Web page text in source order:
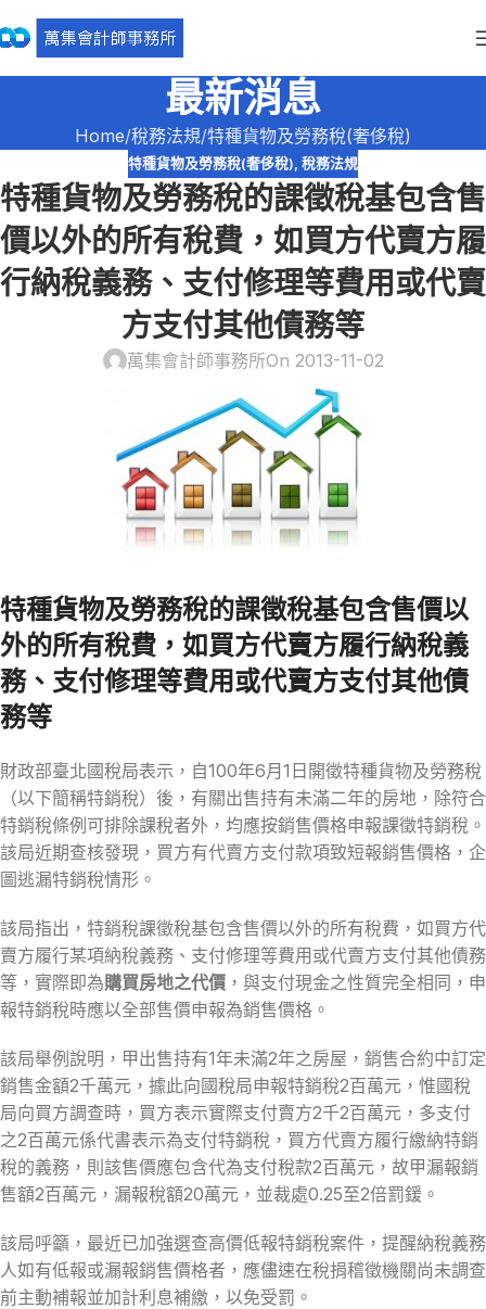
最新消息
Home 稅務法規 特種貨物及勞務稅(奢侈稅)
特種貨物及勞務稅(奢侈稅), 稅務法規
特種貨物及勞務稅的課徵稅基包含售
價以外的所有稅費，如買方代賣方履
行納稅義務、支付修理等費用或代賣
方支付其他債務等
萬集會計師事務所On 2013-11-02
特種貨物及勞務稅的課徵稅基包含售價以
外的所有稅費，如買方代賣方履行納稅義
務、支付修理等費用或代賣方支付其他債
務等
財政部臺北國稅局表示，自100年6月1日開徵特種貨物及勞務稅
（以下簡稱特銷稅）後，有關出售持有未滿二年的房地，除符合
特銷稅條例可排除課稅者外，均應按銷售價格申報課徵特銷稅。
該局近期查核發現，買方有代賣方支付款項致短報銷售價格，企
圖逃漏特銷稅情形。
該局指出，特銷稅課徵稅基包含售價以外的所有稅費，如買方代
賣方履行某項納稅義務、支付修理等費用或代賣方支付其他債務
等，實際即為購買房地之代價 ，與支付現金之性質完全相同，申
報特銷稅時應以全部售價申報為銷售價格。
該局舉例說明，甲出售持有1年未滿2年之房屋，銷售合約中訂定
銷售金額2千萬元，據此向國稅局申報特銷稅2百萬元，惟國稅
局向買方調查時，買方表示實際支付賣方2千2百萬元，多支付
之2百萬元係代書表示為支付特銷稅，買方代賣方履行繳納特銷
稅的義務，則該售價應包含代為支付稅款2百萬元，故甲漏報銷
售額2百萬元，漏報稅額20萬元，並裁處0.25至2倍罰鍰。
該局呼籲，最近已加強選查高價低報特銷稅案件，提醒納稅義務
人如有低報或漏報銷售價格者，應儘速在稅捐稽徵機關尚未調查
前主動補報並加計利息補繳，以免受罰。